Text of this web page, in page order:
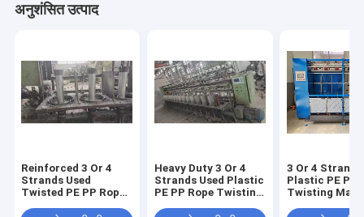
अनुशंसित उत्पाद
Reinforced 3 Or 4
Strands Used
Twisted PE PP Rope
Heavy Duty 3 Or 4
Strands Used Plastic
PE PP Rope Twisting
3 Or 4 Strands
Plastic PE PP
Twisting